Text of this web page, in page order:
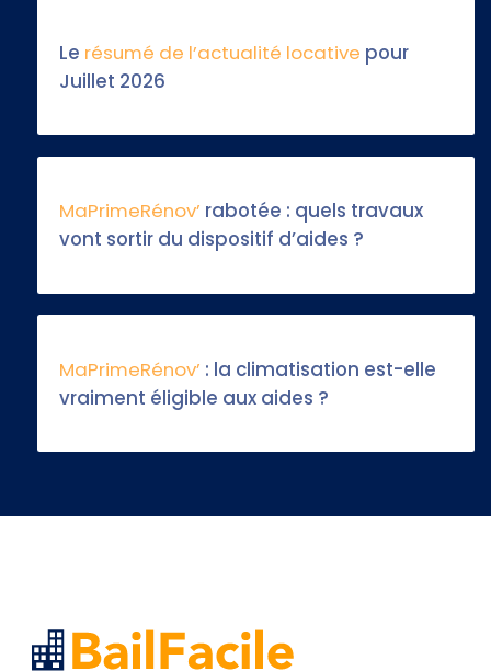
Le résumé de l’actualité locative pour
Juillet 2026
MaPrimeRénov’ rabotée : quels travaux
vont sortir du dispositif d’aides ?
MaPrimeRénov’ : la climatisation est-elle
vraiment éligible aux aides ?